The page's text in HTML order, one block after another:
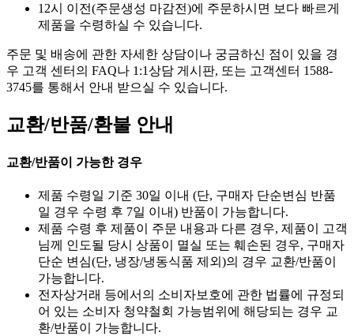
12시 이전(주문생성 마감전)에 주문하시면 보다 빠르게
제품을 수령하실 수 있습니다.
주문 및 배송에 관한 자세한 상담이나 궁금하신 점이 있을 경
우 고객 센터의 FAQ나 1:1상담 게시판, 또는 고객센터 1588-
3745를 통해서 안내 받으실 수 있습니다.
교환/반품/환불 안내
교환/반품이 가능한 경우
제품 수령일 기준 30일 이내 (단, 구매자 단순변심 반품
일 경우 수령 후 7일 이내) 반품이 가능합니다.
제품 수령 후 제품이 주문 내용과 다른 경우, 제품이 고객
님께 인도될 당시 상품이 멸실 또는 훼손된 경우, 구매자
단순 변심(단, 냉장/냉동식품 제외)의 경우 교환/반품이
가능합니다.
전자상거래 등에서의 소비자보호에 관한 법률에 규정되
어 있는 소비자 청약철회 가능범위에 해당되는 경우 교
환/반품이 가능합니다.